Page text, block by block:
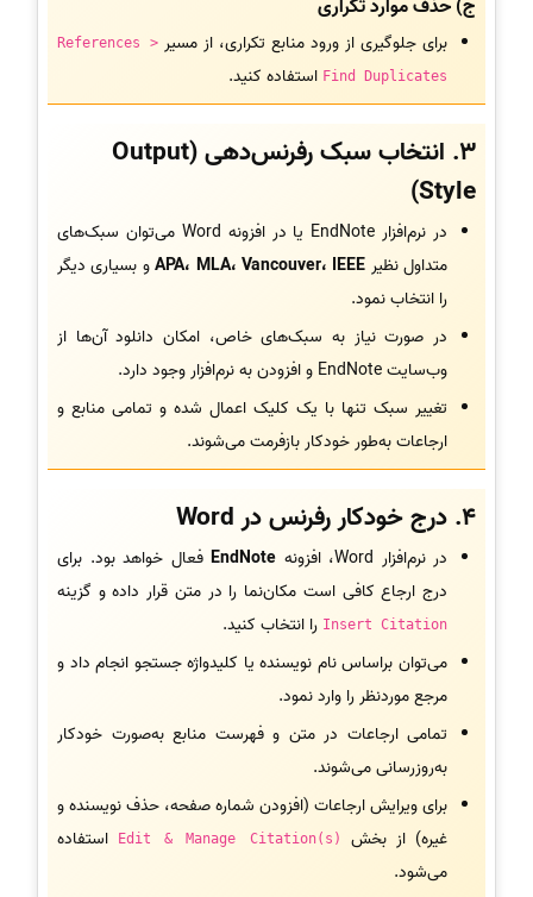
ج) حذف موارد تکراری
برای جلوگیری از ورود منابع تکراری، از مسیر References >
Find Duplicates استفاده کنید.
3. انتخاب سبک رفرنس‌دهی (Output
Style)
در نرم‌افزار EndNote یا در افزونه Word می‌توان سبک‌های
متداول نظیر APA، MLA، Vancouver، IEEEو بسیاری دیگر
را انتخاب نمود.
در صورت نیاز به سبک‌های خاص، امکان دانلود آن‌ها از
وب‌سایت EndNote و افزودن به نرم‌افزار وجود دارد.
تغییر سبک تنها با یک کلیک اعمال شده و تمامی منابع و
ارجاعات به‌طور خودکار بازفرمت می‌شوند.
4. درج خودکار رفرنس در Word
در نرم‌افزار Word، افزونه EndNote فعال خواهد بود. برای
درج ارجاع کافی است مکان‌نما را در متن قرار داده و گزینه
Insert Citation را انتخاب کنید.
می‌توان براساس نام نویسنده یا کلیدواژه جستجو انجام داد و
مرجع موردنظر را وارد نمود.
تمامی ارجاعات در متن و فهرست منابع به‌صورت خودکار
به‌روزرسانی می‌شوند.
برای ویرایش ارجاعات (افزودن شماره صفحه، حذف نویسنده و
غیره) از بخش
Edit & Manage Citation(s)
استفاده
می‌شود.